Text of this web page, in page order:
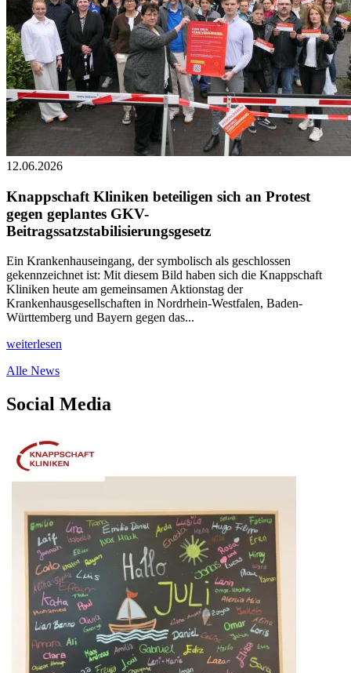
12.06.2026
Knappschaft Kliniken beteiligen sich an Protest
gegen geplantes GKV-
Beitragssatzstabilisierungsgesetz
Ein Krankenhauseingang, der symbolisch als geschlossen
gekennzeichnet ist: Mit diesem Bild haben sich die Knappschaft
Kliniken heute am gemeinsamen Aktionstag der
Krankenhausgesellschaften in Nordrhein-Westfalen, Baden-
Württemberg und Bayern gegen das...
weiterlesen
Alle News
Social Media